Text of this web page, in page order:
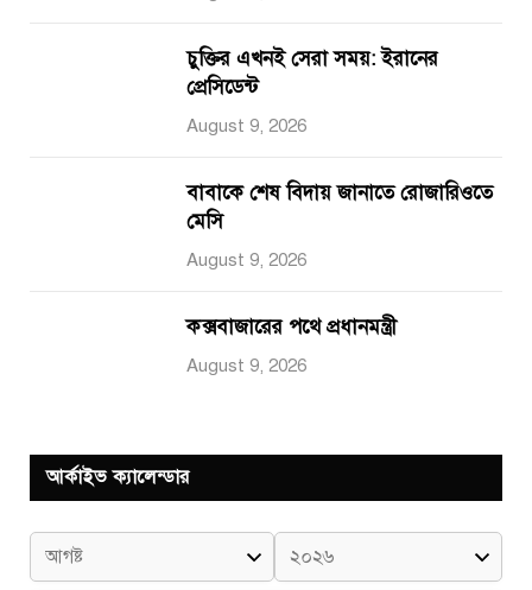
চুক্তির এখনই সেরা সময়: ইরানের
প্রেসিডেন্ট
August 9, 2026
বাবাকে শেষ বিদায় জানাতে রোজারিওতে
মেসি
August 9, 2026
কক্সবাজারের পথে প্রধানমন্ত্রী
August 9, 2026
আর্কাইভ ক্যালেন্ডার